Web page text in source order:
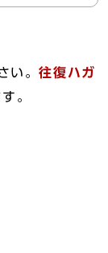
い。往復ハガ
。